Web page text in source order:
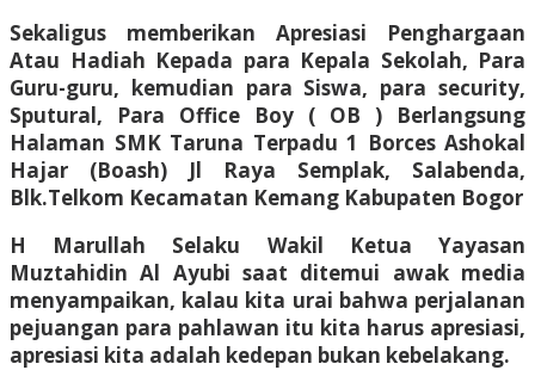
Sekaligus memberikan Apresiasi Penghargaan
Atau Hadiah Kepada para Kepala Sekolah, Para
Guru-guru, kemudian para Siswa, para security,
Sputural, Para Office Boy ( OB ) Berlangsung
Halaman SMK Taruna Terpadu 1 Borces Ashokal
Hajar (Boash) Jl Raya Semplak, Salabenda,
Blk.Telkom Kecamatan Kemang Kabupaten Bogor
H Marullah Selaku Wakil Ketua Yayasan
Muztahidin Al Ayubi saat ditemui awak media
menyampaikan, kalau kita urai bahwa perjalanan
pejuangan para pahlawan itu kita harus apresiasi,
apresiasi kita adalah kedepan bukan kebelakang.